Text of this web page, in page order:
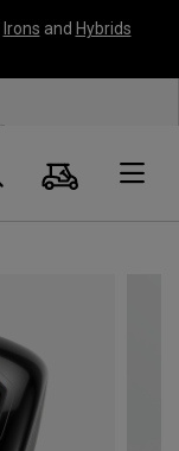
Irons and Hybrids
Suche